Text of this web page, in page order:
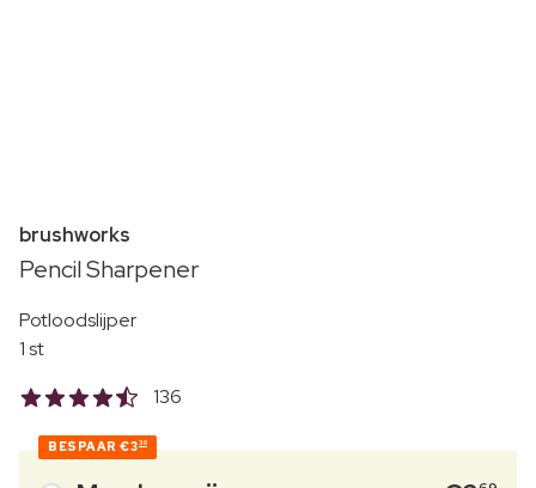
brushworks
Pencil Sharpener
Potloodslijper
1 st
136
BESPAAR €330